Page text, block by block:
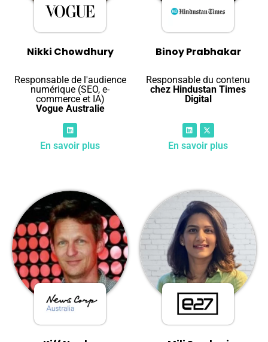
Nikki Chowdhury
Responsable de l'audience
numérique (SEO, e-
commerce et IA)
Vogue Australie
En savoir plus
Binoy Prabhakar
Responsable du contenu
chez Hindustan Times
Digital
En savoir plus